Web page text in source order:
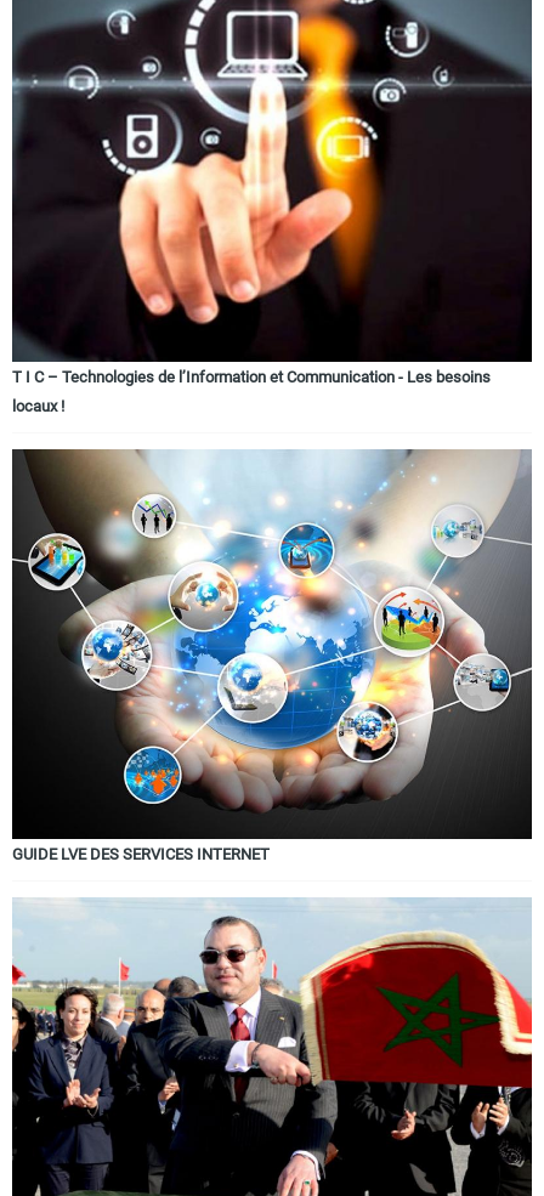
T I C – Technologies de l’Information et Communication - Les besoins
locaux !
GUIDE LVE DES SERVICES INTERNET